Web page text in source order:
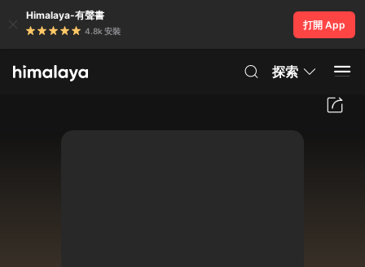
Himalaya-有聲書
4.8k 安裝
打開 App
探索